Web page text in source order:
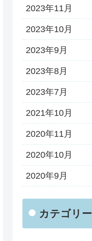
2023年11月
2023年10月
2023年9月
2023年8月
2023年7月
2021年10月
2020年11月
2020年10月
2020年9月
カテゴリー